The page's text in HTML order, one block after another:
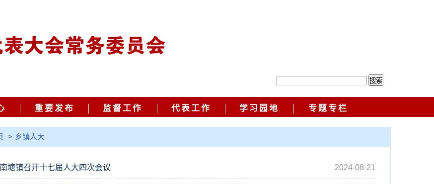
重要发布 监督工作 代表工作 学习园地 专题专栏
> 乡镇人大
2024-08-21
塘镇召开十七届人大四次会议